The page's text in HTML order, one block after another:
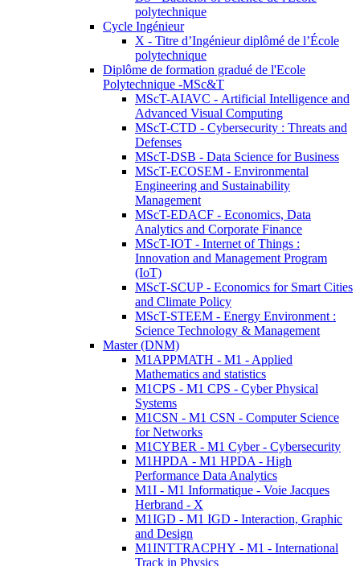
polytechnique
Cycle Ingénieur
X - Titre d’Ingénieur diplômé de l’École
polytechnique
Diplôme de formation gradué de l'Ecole
Polytechnique -MSc&T
MScT-AIAVC - Artificial Intelligence and
Advanced Visual Computing
MScT-CTD - Cybersecurity : Threats and
Defenses
MScT-DSB - Data Science for Business
MScT-ECOSEM - Environmental
Engineering and Sustainability
Management
MScT-EDACF - Economics, Data
Analytics and Corporate Finance
MScT-IOT - Internet of Things :
Innovation and Management Program
(IoT)
MScT-SCUP - Economics for Smart Cities
and Climate Policy
MScT-STEEM - Energy Environment :
Science Technology & Management
Master (DNM)
M1APPMATH - M1 - Applied
Mathematics and statistics
M1CPS - M1 CPS - Cyber Physical
Systems
M1CSN - M1 CSN - Computer Science
for Networks
M1CYBER - M1 Cyber - Cybersecurity
M1HPDA - M1 HPDA - High
Performance Data Analytics
M1I - M1 Informatique - Voie Jacques
Herbrand - X
M1IGD - M1 IGD - Interaction, Graphic
and Design
M1INTTRACPHY - M1 - International
Track in Physics